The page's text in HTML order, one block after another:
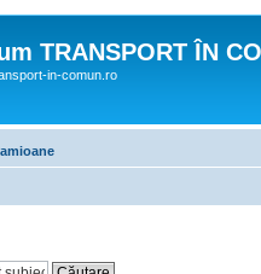
TRANSPORT ÎN
in-comun.ro